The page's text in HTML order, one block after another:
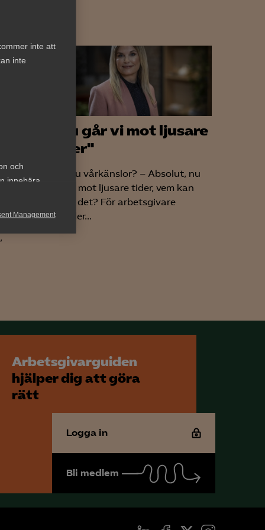
inte att
inte
och
innebära
Management
"Nu går vi mot ljusare
tider"
Har du vårkänslor? – Absolut, nu
går vi mot ljusare tider, vem kan
ogilla det? För arbetsgivare
betyder...
Arbetsgivarguiden
hjälper dig att göra
rätt
Logga in
Bli medlem